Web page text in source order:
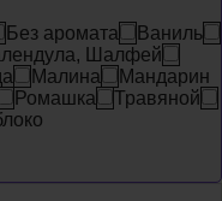
Без аромата
Ваниль
Шалфей
Малина
Мандарин
Ромашка
Травяной